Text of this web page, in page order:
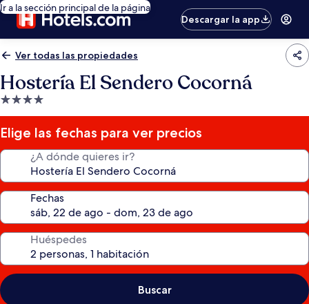
Ir a la sección principal de la página
Descargar la app
Ver todas las propiedades
Hostería El Sendero Cocorná
Propiedad
de
4.0
estrellas
Elige las fechas para ver precios
¿A dónde quieres ir?
Fechas
Huéspedes
Buscar